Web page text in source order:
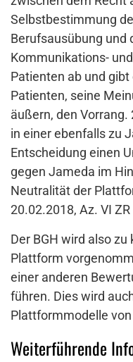
Selbstbestimmung
Berufsausübung und
Kommunikations-
Patienten ab und
Patienten, seine
äußern, den
in einer ebenfalls zu
Entscheidung einen
gegen Jameda im
Neutralität der
20.02.2018, Az. VI
Der BGH wird also
Plattform
einer anderen
führen. Dies wird
Plattformmodelle
Weiterführende